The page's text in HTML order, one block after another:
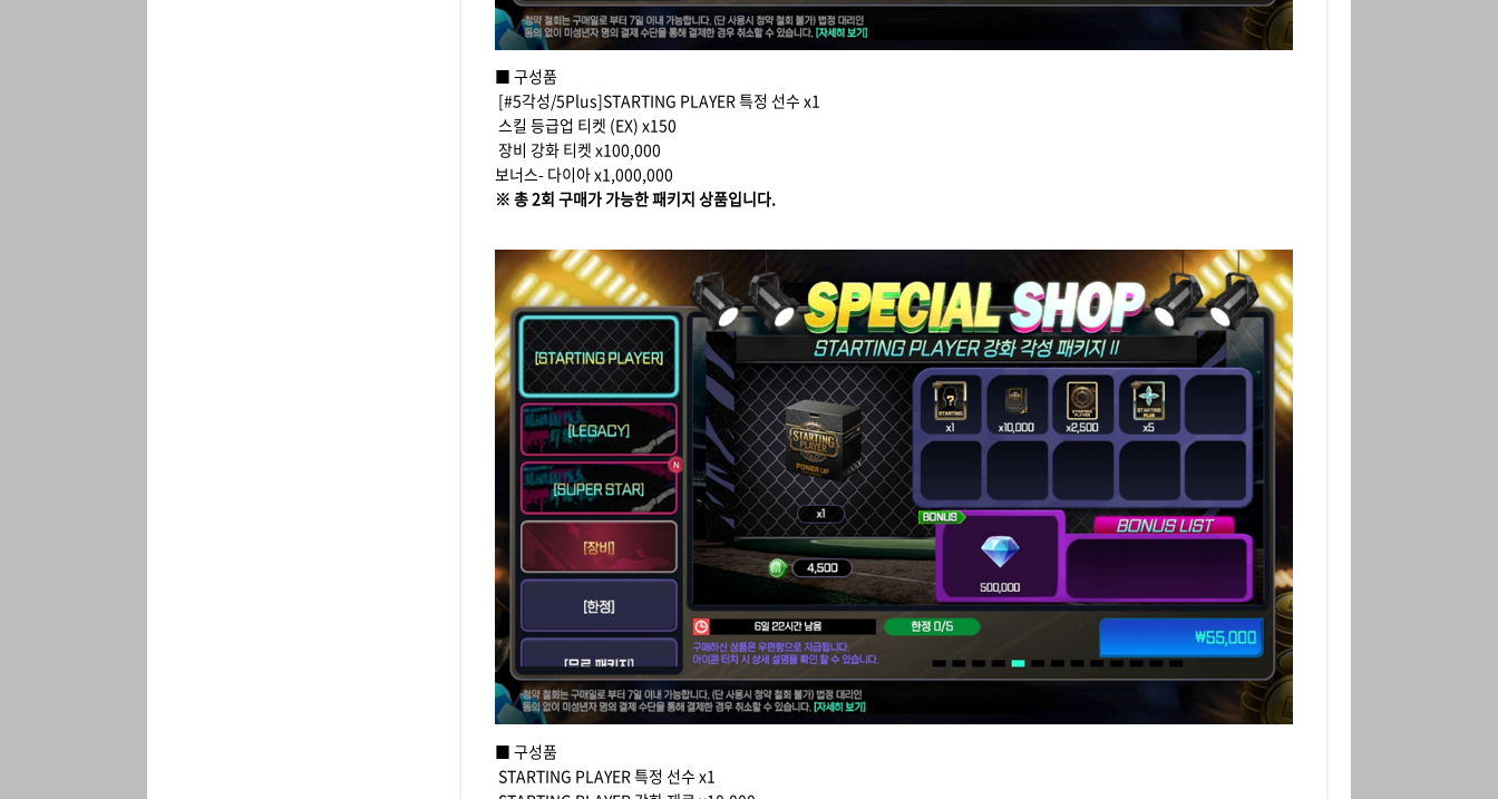
■ 구성품
[#5각성/5Plus]STARTING PLAYER 특정 선수 x1
스킬 등급업 티켓 (EX) x150
장비 강화 티켓 x100,000
보너스- 다이아 x1,000,000
※ 총 2회 구매가 가능한 패키지 상품입니다.
■ 구성품
STARTING PLAYER 특정 선수 x1